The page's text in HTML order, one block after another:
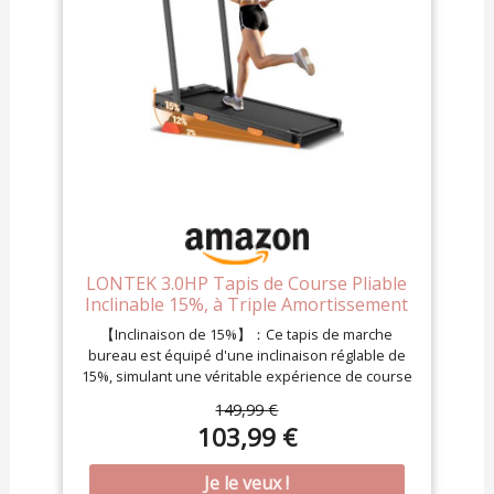
LONTEK 3.0HP Tapis de Course Pliable
Inclinable 15%, à Triple Amortissement
【Inclinaison de 15%】：Ce tapis de marche
bureau est équipé d'une inclinaison réglable de
15%, simulant une véritable expérience de course
consommation de calories de 60%, tout en
améliorant la protection des genoux de 30%,
réduisant efficacement les risques de blessures.
Il contribue également à une amélioration de 20%
149,99 €
103,99 €